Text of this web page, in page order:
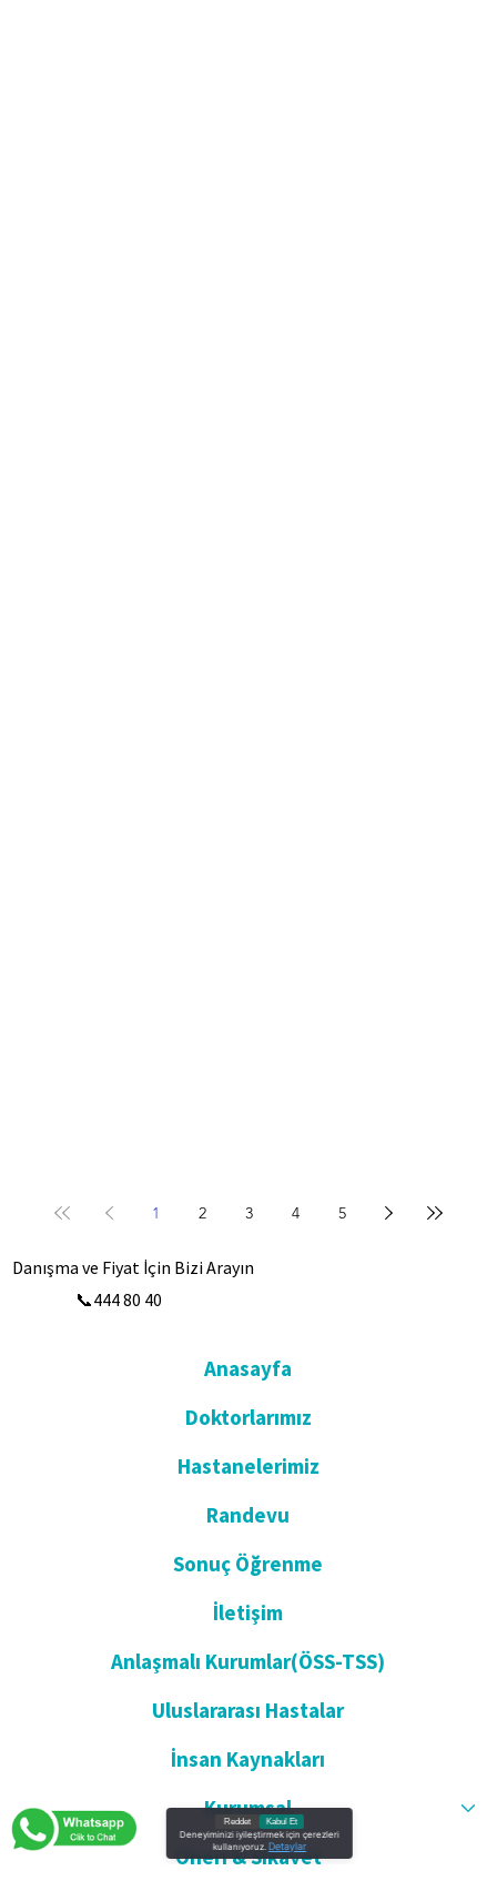
1 2 3 4 5
Danışma ve Fiyat İçin Bizi Arayın
📞444 80 40
Anasayfa
Doktorlarımız
Hastanelerimiz
Randevu
Sonuç Öğrenme
İletişim
Anlaşmalı Kurumlar(ÖSS-TSS)
Uluslararası Hastalar
İnsan Kaynakları
Kurumsal
Öneri & Şikayet
Deneyiminizi iyileştirmek için çerezleri
kullanıyoruz. Detaylar
Reddet Kabul Et